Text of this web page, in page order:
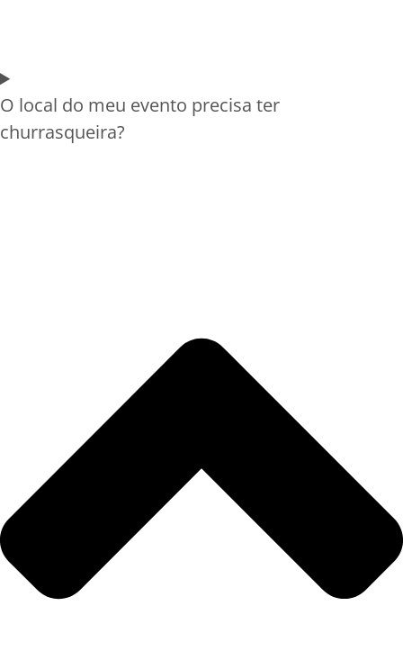
O local do meu evento precisa ter
churrasqueira?